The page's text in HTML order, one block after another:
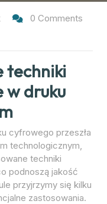
0 Comments
techniki
w druku
cyfrowego przeszła
technologicznym,
techniki
podnoszą jakość
przyjrzymy się kilku
zastosowania.